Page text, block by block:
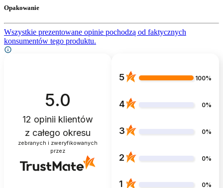
Opakowanie
Wszystkie prezentowane opinie pochodzą od faktycznych
konsumentów tego produktu.
5.0
12 opinii klientów
z całego okresu
zebranych i zweryfikowanych
przez
5 100%
4 0%
3 0%
2 0%
1 0%